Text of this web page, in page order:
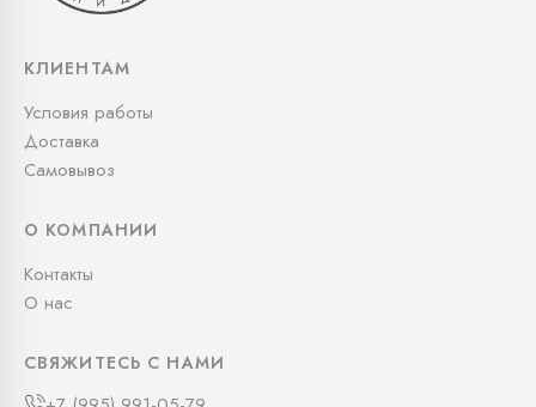
КЛИЕНТАМ
Условия работы
Доставка
Самовывоз
О КОМПАНИИ
Контакты
О нас
СВЯЖИТЕСЬ С НАМИ